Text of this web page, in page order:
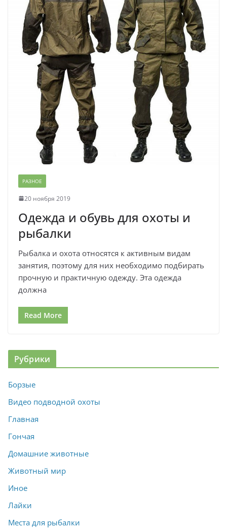
РАЗНОЕ
20 ноября 2019
Одежда и обувь для охоты и
рыбалки
Рыбалка и охота относятся к активным видам
занятия, поэтому для них необходимо подбирать
прочную и практичную одежду. Эта одежда
должна
Read More
Рубрики
Борзые
Видео подводной охоты
Главная
Гончая
Домашние животные
Животный мир
Иное
Лайки
Места для рыбалки